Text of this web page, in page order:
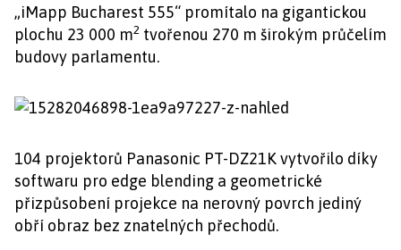
„iMapp Bucharest 555“ promítalo na gigantickou
plochu 23 000 m2 tvořenou 270 m širokým průčelím
budovy parlamentu.
104 projektorů Panasonic PT-DZ21K vytvořilo díky
softwaru pro edge blending a geometrické
přizpůsobení projekce na nerovný povrch jediný
obří obraz bez znatelných přechodů.